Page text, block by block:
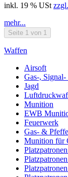
inkl. 19 % USt
mehr...
Seite 1 von 1
Waffen
Airsoft
Gas-,
Jagd
Munition
EWB
Feuerwerk
Gas- &
Munition für